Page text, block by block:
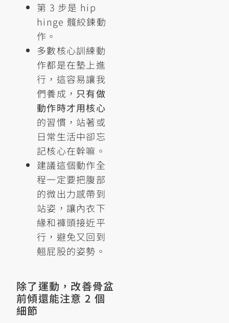
第 3 步是 hip
hinge 髖絞鍊動
作。
多數核心訓練動
作都是在墊上進
行，這容易讓我
們養成， 只有做
動作時才用核心
的習慣，站著或
日常生活中卻忘
記核心在幹嘛。
建議這個動作全
程一定要把腹部
的微出力感帶到
站姿，讓內衣下
緣和褲頭接近平
行，避免又回到
翹屁股的姿勢。
除了運動，改善骨盆
前傾還能注意 2 個
細節